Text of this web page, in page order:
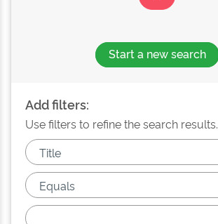
Start a new search
Add filters:
Use filters to refine the search results.